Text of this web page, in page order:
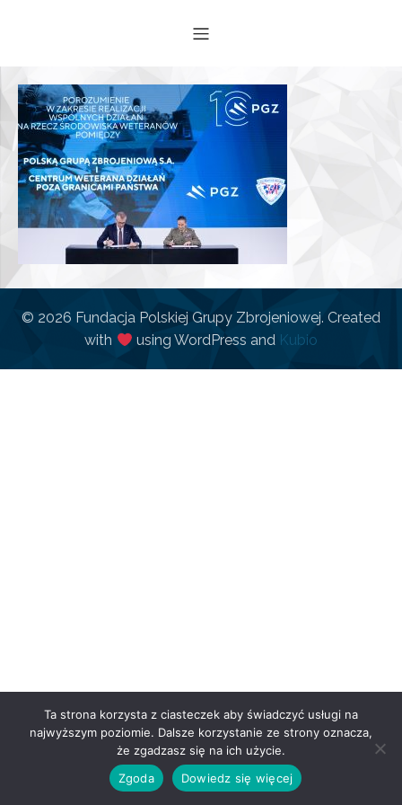
© 2026 Fundacja Polskiej Grupy Zbrojeniowej. Created
with
using WordPress and Kubio
Ta strona korzysta z ciasteczek aby świadczyć usługi na
najwyższym poziomie. Dalsze korzystanie ze strony oznacza,
że zgadzasz się na ich użycie.
Zgoda
Dowiedz się więcej